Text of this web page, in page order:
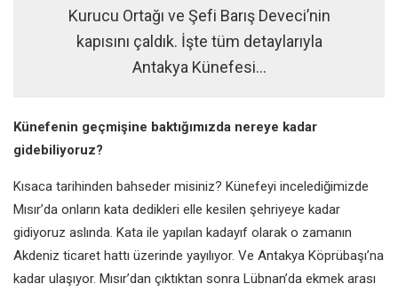
Kurucu Ortağı ve Şefi Barış Deveci’nin
kapısını çaldık. İşte tüm detaylarıyla
Antakya Künefesi...
Künefenin geçmişine baktığımızda nereye kadar
gidebiliyoruz?
Kısaca tarihinden bahseder misiniz? Künefeyi incelediğimizde
Mısır’da onların kata dedikleri elle kesilen şehriyeye kadar
gidiyoruz aslında. Kata ile yapılan kadayıf olarak o zamanın
Akdeniz ticaret hattı üzerinde yayılıyor. Ve Antakya Köprübaşı’na
kadar ulaşıyor. Mısır’dan çıktıktan sonra Lübnan’da ekmek arası